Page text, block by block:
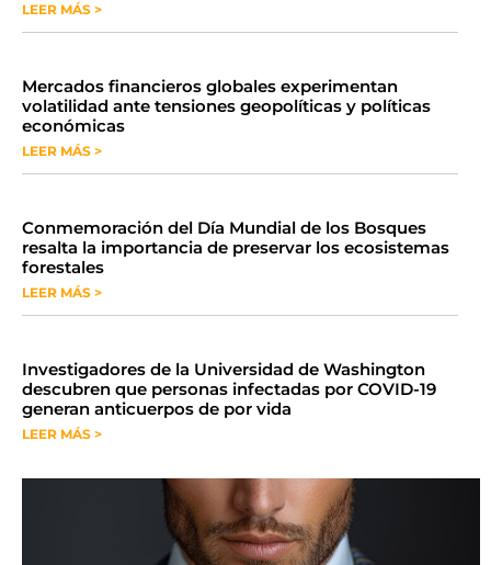
LEER MÁS >
Mercados financieros globales experimentan
volatilidad ante tensiones geopolíticas y políticas
económicas
LEER MÁS >
Conmemoración del Día Mundial de los Bosques
resalta la importancia de preservar los ecosistemas
forestales
LEER MÁS >
Investigadores de la Universidad de Washington
descubren que personas infectadas por COVID-19
generan anticuerpos de por vida
LEER MÁS >